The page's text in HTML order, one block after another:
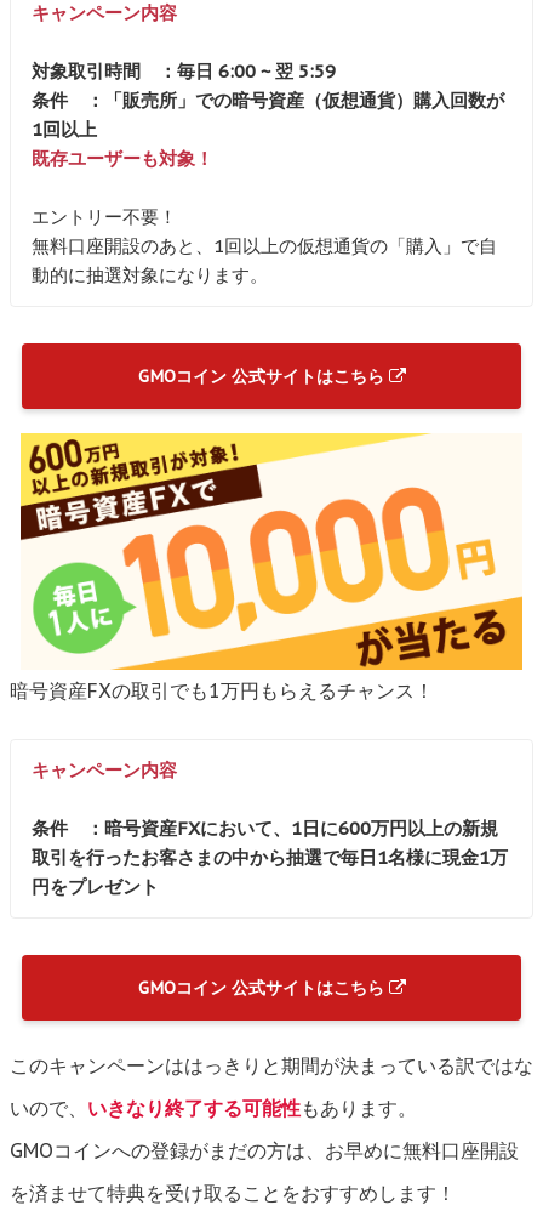
キャンペーン内容
対象取引時間 ：毎日 6:00 ~ 翌 5:59
条件 ：「販売所」での暗号資産（仮想通貨）購入回数が
1回以上
既存ユーザーも対象！
エントリー不要！
無料口座開設のあと、1回以上の仮想通貨の「購入」で自
動的に抽選対象になります。
GMOコイン 公式サイトはこちら
暗号資産FXの取引でも1万円もらえるチャンス！
キャンペーン内容
条件 ：暗号資産FXにおいて、1日に600万円以上の新規
取引を行ったお客さまの中から抽選で毎日1名様に現金1万
円をプレゼント
GMOコイン 公式サイトはこちら
このキャンペーンははっきりと期間が決まっている訳ではな
いので、 いきなり終了する可能性もあります。
GMOコインへの登録がまだの方は、お早めに無料口座開設
を済ませて特典を受け取ることをおすすめします！